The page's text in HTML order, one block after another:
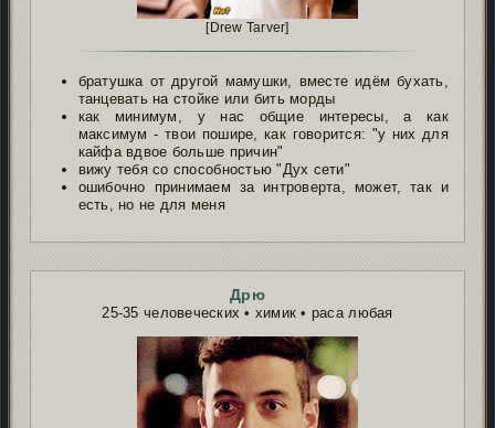
[Drew Tarver]
братушка от другой мамушки, вместе идём бухать,
танцевать на стойке или бить морды
как минимум, у нас общие интересы, а как
максимум - твои пошире, как говорится: "у них для
кайфа вдвое больше причин"
вижу тебя со способностью "Дух сети"
ошибочно принимаем за интроверта, может, так и
есть, но не для меня
Дрю
25-35 человеческих • химик • раса любая